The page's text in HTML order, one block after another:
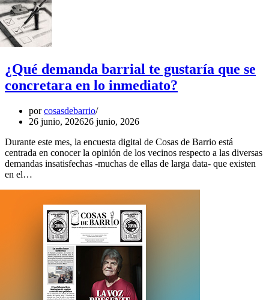
¿Qué demanda barrial te gustaría que se
concretara en lo inmediato?
porcosasdebarrio
26 junio, 202626 junio, 2026
Durante este mes, la encuesta digital de Cosas de Barrio está
centrada en conocer la opinión de los vecinos respecto a las diversas
demandas insatisfechas -muchas de ellas de larga data- que existen
en el…